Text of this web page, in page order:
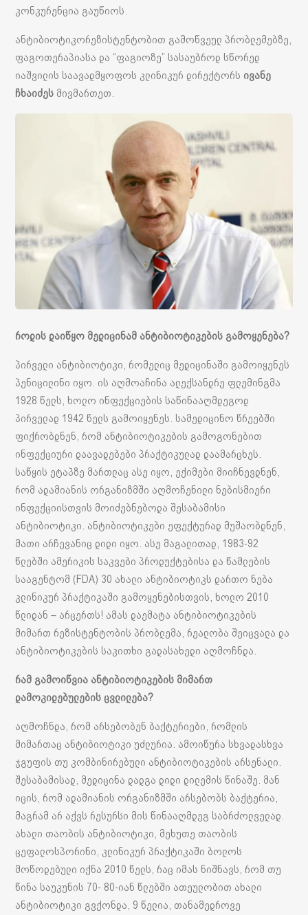
კონკურენცია გაუწიოს.
ანტიბიოტიკორეზისტენტობით გამოწვეულ პრობლემებზე,
ფაგოთერაპიასა და “ფაგიოზე” სასაუბროდ სწორედ
იაშვილის საავადმყოფოს კლინიკურ დირექტორს ივანე
ჩხაიძეს მივმართეთ.
როდის დაიწყო მედიცინამ ანტიბიოტიკების გამოყენება?
პირველი ანტიბიოტიკი, რომელიც მედიცინაში გამოიყენეს
პენიცილინი იყო. ის აღმოაჩინა ალექსანდრე ფლემინგმა
1928 წელს, ხოლო ინფექციების საწინააღმდეგოდ
პირველად 1942 წელს გამოიყენეს. სამედიცინო წრეებში
ფიქრობდნენ, რომ ანტიბიოტიკების გამოგონებით
ინფექციური დაავადებები პრაქტიკულად დაამარცხეს.
საწყის ეტაპზე მართლაც ასე იყო, ექიმები მიიჩნევდნენ,
რომ ადამიანის ორგანიზმში აღმოჩენილი ნებისმიერი
ინფექციისთვის მოიძებნებოდა შესაბამისი
ანტიბიოტიკი. ანტიბიოტიკები ეფექტურად მუშაობდნენ,
მათი არჩევანიც დიდი იყო. ასე მაგალითად, 1983-92
წლებში ამერიკის საკვები პროდუქტებისა და წამლების
სააგენტომ (FDA) 30 ახალი ანტიბიოტიკს დართო ნება
კლინიკურ პრაქტიკაში გამოყენებისთვის, ხოლო 2010
წლიდან – არცერთს! ამას დაემატა ანტიბიოტიკების
მიმართ რეზისტენტობის პრობლემა, რეალობა შეიცვალა და
ანტიბიოტიკების საკითხი გადასახედი აღმოჩნდა.
რამ გამოიწვია ანტიბიოტიკების მიმართ
დამოკიდებულების ცვლილება?
აღმოჩნდა, რომ არსებობენ ბაქტერიები, რომლის
მიმართაც ანტიბიოტიკი უძლურია. ამოიწურა სხვადასხვა
ჯგუფის თუ კომბინირებული ანტიბიოტიკების არსენალი.
შესაბამისად, მედიცინა დადგა დიდი დილემის წინაშე. მან
იცის, რომ ადამიანის ორგანიზმში არსებობს ბაქტერია,
მაგრამ არ აქვს რესურსი მის წინააღმდეგ საბრძოლველად.
ახალი თაობის ანტიბიოტიკი, მეხუთე თაობის
ცეფალოსპორინი, კლინიკურ პრაქტიკაში ბოლოს
მოწოდებული იქნა 2010 წელს, რაც იმას ნიშნავს, რომ თუ
წინა საუკუნის 70- 80-იან წლებში ათეულობით ახალი
ანტიბიოტიკი გვქონდა, 9 წელია, თანამედროვე